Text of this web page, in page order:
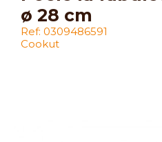
ø 28 cm
Ref: 0309486591
Cookut